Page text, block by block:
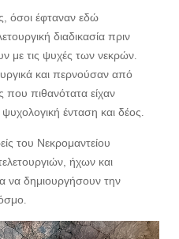
όσοι έφταναν εδώ
διαδικασία πριν
με τις ψυχές των νεκρών.
και περνούσαν από
που πιθανότατα είχαν
ένταση και δέος.
του Νεκρομαντείου
ήχων και
να δημιουργήσουν την